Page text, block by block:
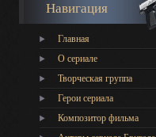
Навигация
Главная
О сериале
Творческая группа
Герои сериала
Композитор фильма